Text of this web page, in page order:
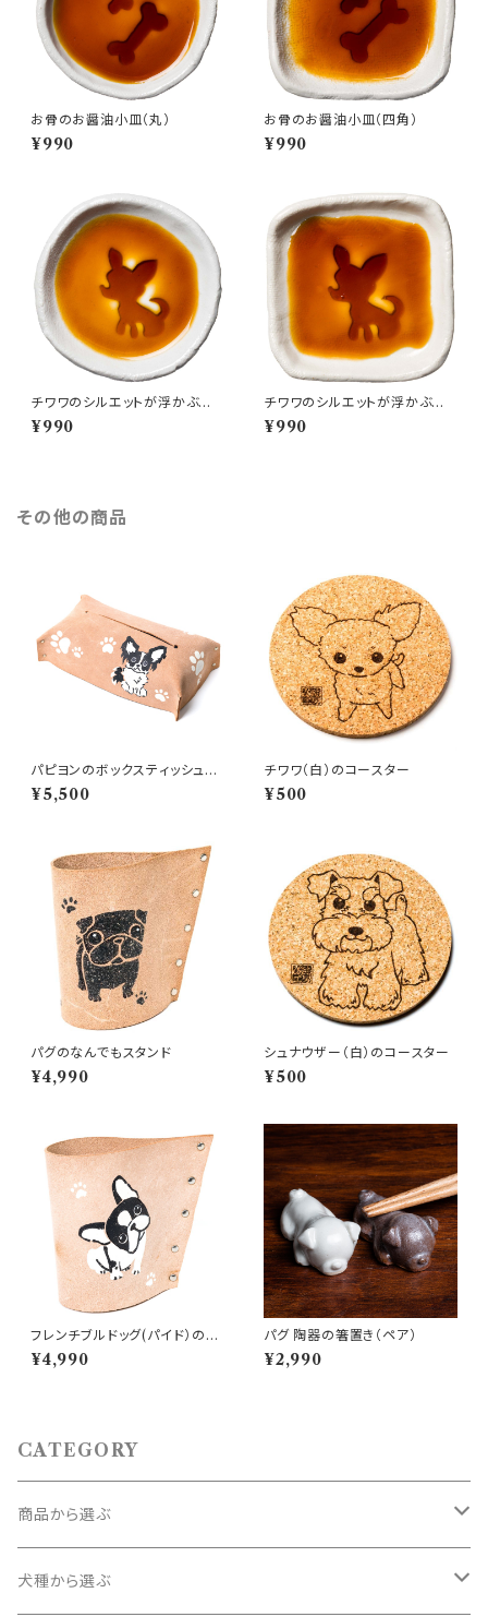
お骨のお醤油小皿（丸）
¥990
お骨のお醤油小皿（四角）
¥990
チワワのシルエットが浮かぶお
醤油小皿（丸）
¥990
チワワのシルエットが浮かぶ醤
油皿（四角）
¥990
その他の商品
パピヨンのボックスティッシュカ
バー
¥5,500
チワワ（白）のコースター
¥500
パグのなんでもスタンド
¥4,990
シュナウザー（白）のコースター
¥500
フレンチブルドッグ(パイド）のな
んでもスタンド
¥4,990
パグ 陶器の箸置き（ペア）
¥2,990
CATEGORY
商品から選ぶ
コースター
犬種から選ぶ